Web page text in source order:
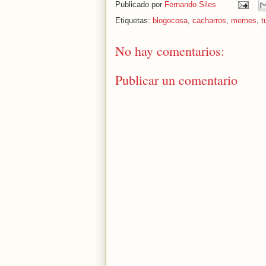
Publicado por Fernando Siles
Etiquetas: blogocosa, cacharros, memes,
No hay comentarios:
Publicar un comentario